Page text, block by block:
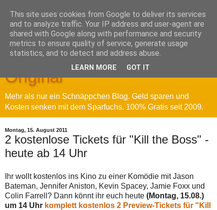
Sparfuchs' Blog - Das
Original
Mehr als nur ein Schnäppchen Blog. Geld sparen und
Kosten senken mit dem Sparfuchs. 100% Gratis seit 2009.
Montag, 15. August 2011
2 kostenlose Tickets für "Kill the Boss" -
heute ab 14 Uhr
Ihr wollt kostenlos ins Kino zu einer Komödie mit Jason
Bateman, Jennifer Aniston, Kevin Spacey, Jamie Foxx und
Colin Farrell? Dann könnt ihr euch heute (Montag, 15.08.)
um 14 Uhr komplett kostenlos 2 Preview-Tickets für "Kill
This site uses cookies from Google to deliver its services
and to analyze traffic. Your IP address and user-agent are
shared with Google along with performance and security
metrics to ensure quality of service, generate usage
statistics, and to detect and address abuse.
LEARN MORE GOT IT